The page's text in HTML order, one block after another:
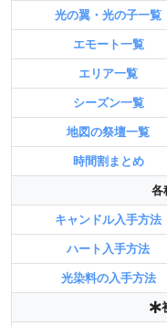
光の翼・光の子一覧
エモート一覧
エリア一覧
シーズン一覧
地図の祭壇一覧
時間割まとめ
各
キャンドル入手方法
ハート入手方法
光染料の入手方法